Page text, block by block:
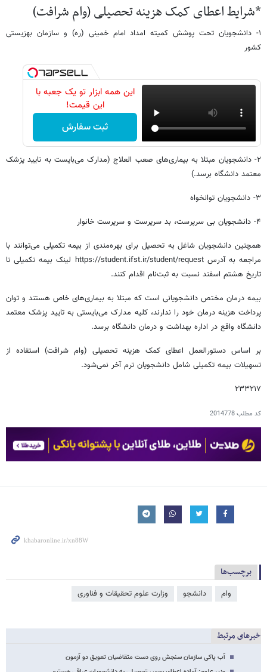
*شرایط اعطای کمک هزینه تحصیلی (وام شرافت)
۱- دانشجویان تحت پوشش کمیته امداد امام خمینی (ره) و سازمان بهزیستی
کشور
این همه ابزار تو یک جعبه با
این قیمت!
ثبت سفارش
۲- دانشجویان مبتلا به بیماری‌های صعب العلاج (مدارک می‌بایست به تایید پزشک
معتمد دانشگاه برسد.)
۳- دانشجویان توانخواه
۴- دانشجویان بی سرپرست، بد سرپرست و سرپرست خانوار
همچنین دانشجویان شاغل به تحصیل برای بهره‌مندی از بیمه تکمیلی می‌توانند با
مراجعه به آدرس https://student.ifst.ir/student/request لینک بیمه تکمیلی تا
تاریخ هشتم اسفند نسبت به ثبت‌نام اقدام کنند.
بیمه درمان مختص دانشجویانی است که مبتلا به بیماری‌های خاص هستند و توان
پرداخت هزینه درمان خود را ندارند، کلیه مدارک می‌بایستی به تایید پزشک معتمد
دانشگاه واقع در اداره بهداشت و درمان دانشگاه برسد.
بر اساس دستورالعمل اعطای کمک هزینه تحصیلی (وام شرافت) استفاده از
تسهیلات بیمه تکمیلی شامل دانشجویان ترم آخر نمی‌شود.
۲۳۳۲۱۷
کد مطلب2014778
برچسب‌ها
وام دانشجو وزارت علوم تحقیقات و فناوری
خبرهای مرتبط
آب پاکی سازمان سنجش روی دست متقاضیان تعویق دو آزمون